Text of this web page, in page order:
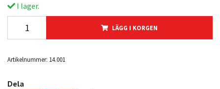
I lager.
LÄGG I KORGEN
Artikelnummer: 14.001
Dela